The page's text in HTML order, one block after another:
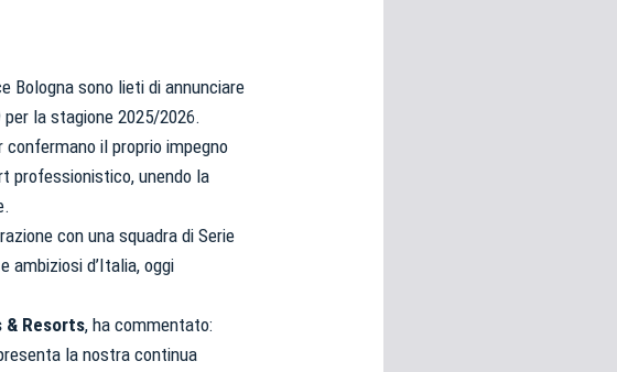
Bologna sono lieti di annunciare
la stagione 2025/2026.
il proprio impegno
professionistico, unendo la
con una squadra di Serie
ambiziosi d’Italia, oggi
& Resorts, ha commentato:
la nostra continua